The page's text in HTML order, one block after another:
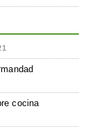
cocina